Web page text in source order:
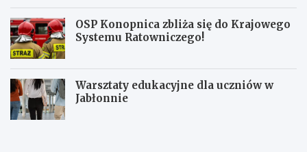
OSP Konopnica zbliża się do Krajowego
Systemu Ratowniczego!
Warsztaty edukacyjne dla uczniów w
Jabłonnie
L
L